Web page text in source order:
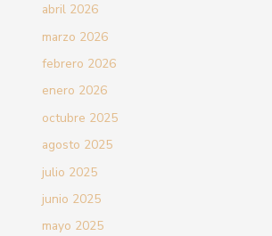
abril 2026
marzo 2026
febrero 2026
enero 2026
octubre 2025
agosto 2025
julio 2025
junio 2025
mayo 2025